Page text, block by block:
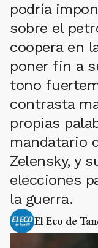
podría
sobre el
coopera en
poner fin a
tono
contrasta
propias
mandatario
Zelensky, y
elecciones
la guerra.
El Eco de